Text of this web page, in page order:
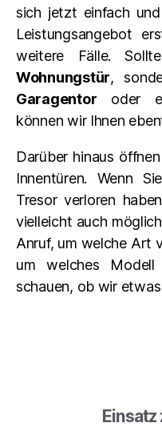
sich jetzt einfach
Leistungsangebot
weitere Fälle.
Wohnungstür,
Garagentor oder
können wir Ihnen
Darüber hinaus
Innentüren. Wenn
Tresor verloren
vielleicht auch
Anruf, um welche Art
um welches
schauen, ob wir